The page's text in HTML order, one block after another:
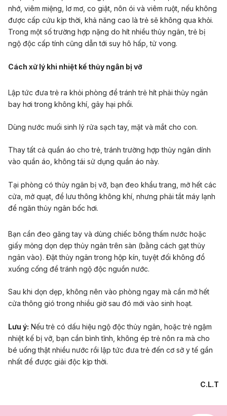
nhớ, viêm miệng, lơ mơ, co giật, nôn ói và viêm ruột, nếu không
được cấp cứu kịp thời, khả năng cao là trẻ sẽ không qua khỏi.
Trong một số trường hợp nặng do hít nhiều thủy ngân, trẻ bị
ngộ độc cấp tính cũng dẫn tới suy hô hấp, tử vong.
Cách xử lý khi nhiệt kế thủy ngân bị vỡ
Lập tức đưa trẻ ra khỏi phòng để tránh trẻ hít phải thủy ngân
bay hơi trong không khí, gây hại phổi.
Dùng nước muối sinh lý rửa sạch tay, mặt và mắt cho con.
Thay tất cả quần áo cho trẻ, tránh trường hợp thủy ngân dính
vào quần áo, không tái sử dụng quần áo này.
Tại phòng có thủy ngân bị vỡ, bạn đeo khẩu trang, mở hết các
cửa, mở quạt, để lưu thông không khí, nhưng phải tắt máy lạnh
để ngăn thủy ngân bốc hơi.
Bạn cần đeo găng tay và dùng chiếc bông thấm nước hoặc
giấy mỏng dọn dẹp thủy ngân trên sàn (bằng cách gạt thủy
ngân vào). Đặt thủy ngân trong hộp kín, tuyệt đối không đổ
xuống cống để tránh ngộ độc nguồn nước.
Sau khi dọn dẹp, không nên vào phòng ngay mà cần mở hết
cửa thông gió trong nhiều giờ sau đó mới vào sinh hoạt.
Lưu ý: Nếu trẻ có dấu hiệu ngộ độc thủy ngân, hoặc trẻ ngậm
nhiệt kế bị vỡ, bạn cần bình tĩnh, không ép trẻ nôn ra mà cho
bé uống thật nhiều nước rồi lập tức đưa trẻ đến cơ sở y tế gần
nhất để được giải độc kịp thời.
C.L.T